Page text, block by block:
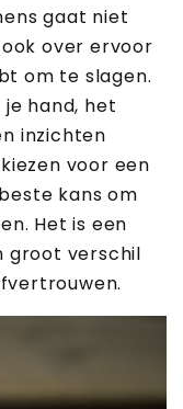
gaat niet
over ervoor
om te slagen.
hand, het
inzichten
voor een
kans om
Het is een
groot verschil